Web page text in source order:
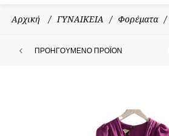
Αρχική / ΓΥΝΑΙΚΕΙΑ / Φορέματα /
ΠΡΟΗΓΟΎΜΕΝΟ ΠΡΟΪΌΝ